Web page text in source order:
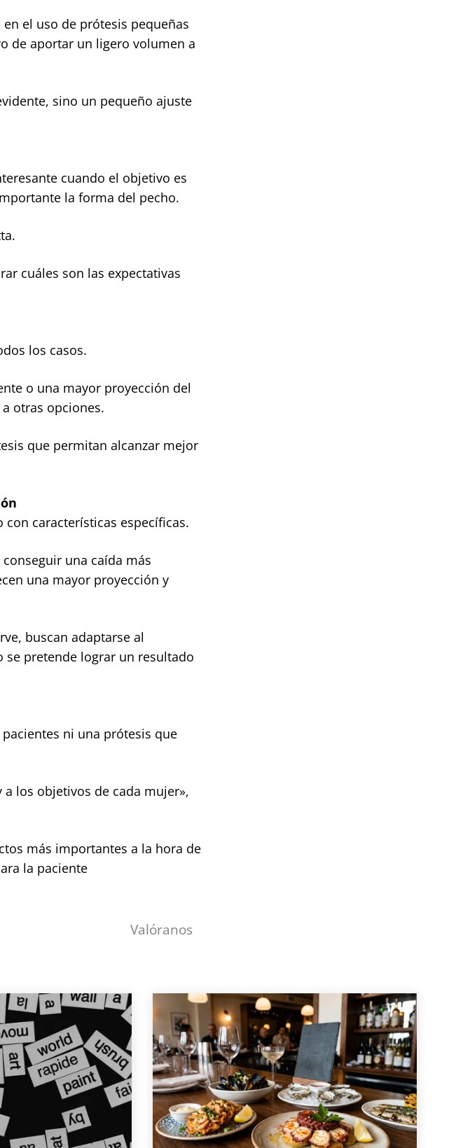
el uso de prótesis pequeñas
de aportar un ligero volumen a
sino un pequeño ajuste
cuando el objetivo es
la forma del pecho.
cuáles son las expectativas
los casos.
o una mayor proyección del
otras opciones.
que permitan alcanzar mejor
características específicas.
una caída más
una mayor proyección y
buscan adaptarse al
pretende lograr un resultado
ni una prótesis que
los objetivos de cada mujer»,
más importantes a la hora de
la paciente
Valóranos